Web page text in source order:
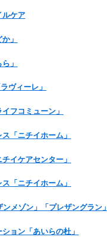
ルケア
」
」
ヴィーレ」
フコミューン」
「ニチイホーム」
イケアセンター」
「ニチイホーム」
メゾン」「プレザングラン」
ョン「あいらの杜」